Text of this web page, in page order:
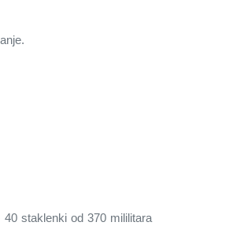
staklenki od 370 mililitara